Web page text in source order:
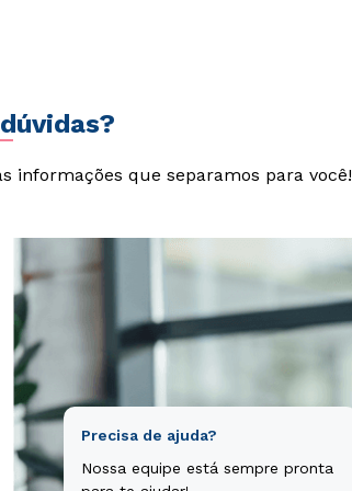
informações que separamos para você!
Precisa de ajuda?
Nossa equipe está sempre pronta